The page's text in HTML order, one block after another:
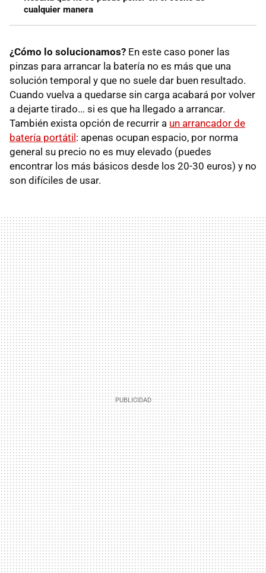
cualquier manera
¿Cómo lo solucionamos? En este caso poner las
pinzas para arrancar la batería no es más que una
solución temporal y que no suele dar buen resultado.
Cuando vuelva a quedarse sin carga acabará por volver
a dejarte tirado... si es que ha llegado a arrancar.
También exista opción de recurrir a un arrancador de
batería portátil : apenas ocupan espacio, por norma
general su precio no es muy elevado (puedes
encontrar los más básicos desde los 20-30 euros) y no
son difíciles de usar.